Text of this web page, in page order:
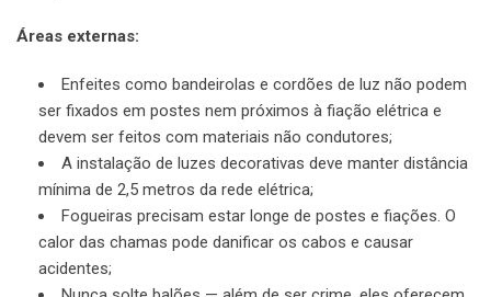
Áreas externas:
Enfeites como bandeirolas e cordões de luz não podem
ser fixados em postes nem próximos à fiação elétrica e
devem ser feitos com materiais não condutores;
A instalação de luzes decorativas deve manter distância
mínima de 2,5 metros da rede elétrica;
Fogueiras precisam estar longe de postes e fiações. O
calor das chamas pode danificar os cabos e causar
acidentes;